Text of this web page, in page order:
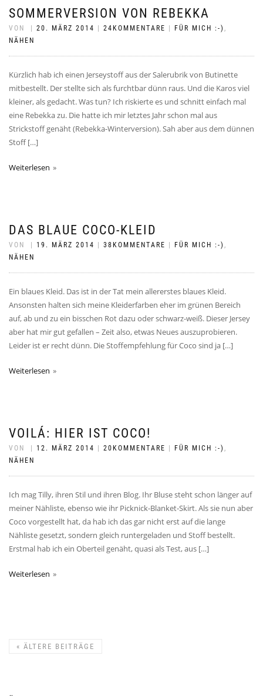
SOMMERVERSION VON REBEKKA
VON 20. MÄRZ 2014 24KOMMENTARE FÜR MICH :-) ,
NÄHEN
Kürzlich hab ich einen Jerseystoff aus der Salerubrik von Butinette
mitbestellt. Der stellte sich als furchtbar dünn raus. Und die Karos viel
kleiner, als gedacht. Was tun? Ich riskierte es und schnitt einfach mal
eine Rebekka zu. Die hatte ich mir letztes Jahr schon mal aus
Strickstoff genäht (Rebekka-Winterversion). Sah aber aus dem dünnen
Stoff […]
Weiterlesen
DAS BLAUE COCO-KLEID
VON 19. MÄRZ 2014 38KOMMENTARE FÜR MICH :-) ,
NÄHEN
Ein blaues Kleid. Das ist in der Tat mein allererstes blaues Kleid.
Ansonsten halten sich meine Kleiderfarben eher im grünen Bereich
auf, ab und zu ein bisschen Rot dazu oder schwarz-weiß. Dieser Jersey
aber hat mir gut gefallen – Zeit also, etwas Neues auszuprobieren.
Leider ist er recht dünn. Die Stoffempfehlung für Coco sind ja […]
Weiterlesen
VOILÁ: HIER IST COCO!
VON 12. MÄRZ 2014 20KOMMENTARE FÜR MICH :-) ,
NÄHEN
Ich mag Tilly, ihren Stil und ihren Blog. Ihr Bluse steht schon länger auf
meiner Nähliste, ebenso wie ihr Picknick-Blanket-Skirt. Als sie nun aber
Coco vorgestellt hat, da hab ich das gar nicht erst auf die lange
Nähliste gesetzt, sondern gleich runtergeladen und Stoff bestellt.
Erstmal hab ich ein Oberteil genäht, quasi als Test, aus […]
Weiterlesen
« ÄLTERE BEITRÄGE